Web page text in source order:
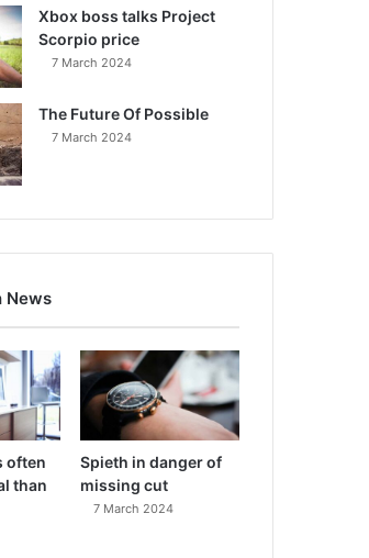
Xbox boss talks Project
Scorpio price
7 March 2024
The Future Of Possible
7 March 2024
News
often
than
Spieth in danger of
missing cut
7 March 2024